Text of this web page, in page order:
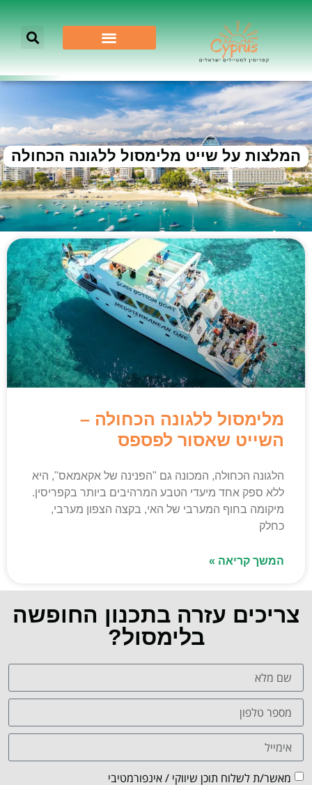
המלצות על שייט מלימסול ללגונה הכחולה
מלימסול ללגונה הכחולה –
השייט שאסור לפספס
הלגונה הכחולה, המכונה גם "הפנינה של אקאמאס", היא
ללא ספק אחד מיעדי הטבע המרהיבים ביותר בקפריסין.
מיקומה בחוף המערבי של האי, בקצה הצפון מערבי,
כחלק
המשך קריאה »
צריכים עזרה בתכנון החופשה
בלימסול?
מאשר/ת לשלוח תוכן שיווקי / אינפורמטיבי